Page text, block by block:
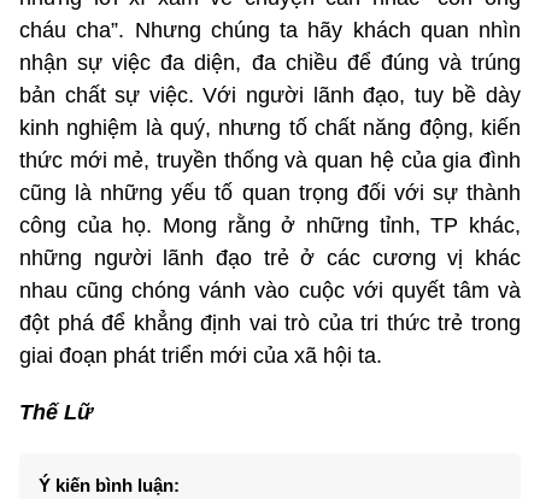
cháu cha”. Nhưng chúng ta hãy khách quan nhìn
nhận sự việc đa diện, đa chiều để đúng và trúng
bản chất sự việc. Với người lãnh đạo, tuy bề dày
kinh nghiệm là quý, nhưng tố chất năng động, kiến
thức mới mẻ, truyền thống và quan hệ của gia đình
cũng là những yếu tố quan trọng đối với sự thành
công của họ. Mong rằng ở những tỉnh, TP khác,
những người lãnh đạo trẻ ở các cương vị khác
nhau cũng chóng vánh vào cuộc với quyết tâm và
đột phá để khẳng định vai trò của tri thức trẻ trong
giai đoạn phát triển mới của xã hội ta.
Thế Lữ
Ý kiến bình luận: